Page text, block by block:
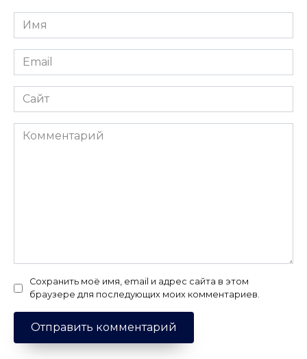
Имя
*
Email
*
Сайт
Комментарий
Сохранить моё имя, email и адрес сайта в этом
браузере для последующих моих комментариев.